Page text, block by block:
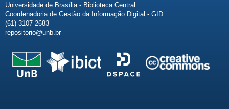
Universidade de Brasília - Biblioteca Central
Coordenadoria de Gestão da Informação Digital - GID
(61) 3107-2683
repositorio@unb.br